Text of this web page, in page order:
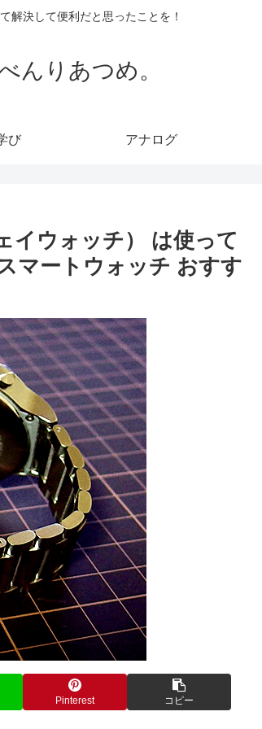
解決して便利だと思ったことを！
んりあつめ。
び アナログ
イウォッチ） は使って
マートウォッチ おすす
Pinterest コピー